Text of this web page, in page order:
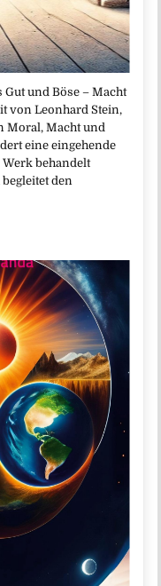
Gut und Böse – Macht
von Leonhard Stein,
Moral, Macht und
eine eingehende
Werk behandelt
den